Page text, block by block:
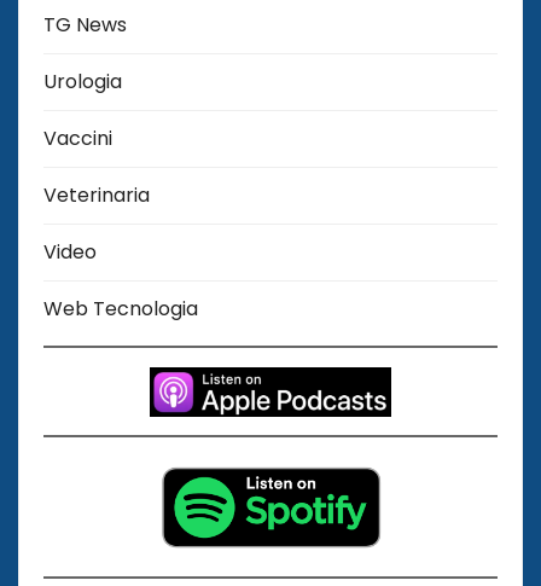
TG News
Urologia
Vaccini
Veterinaria
Video
Web Tecnologia